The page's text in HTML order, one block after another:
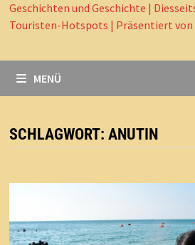
Geschichten und Geschichte |
Touristen-Hotspots | Präsentiert von
MENÜ
SCHLAGWORT: ANUTIN